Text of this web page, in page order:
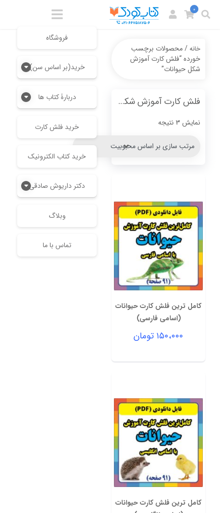
فروشگاه
خرید(بر اساس سن)
دربارۀ کتاب ها
خرید فلش کارت
خرید کتاب الکترونیک
دکتر داریوش صادقی
وبلاگ
تماس با ما
0
خانه/ محصولات برچسب
خورده “فلش کارت آموزش
شکل حیوانات”
فلش کارت آموزش شکل حیوانات
نمایش 3 نتیجه
Sorted
popularity
کامل ترین فلش کارت حیوانات
(اسامی فارسی)
۱۵۰،۰۰۰ تومان
کامل ترین فلش کارت حیوانات